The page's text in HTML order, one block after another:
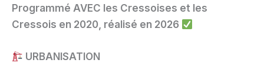
Programmé AVEC les Cressoises et les
Cressois en 2020, réalisé en 2026
URBANISATION